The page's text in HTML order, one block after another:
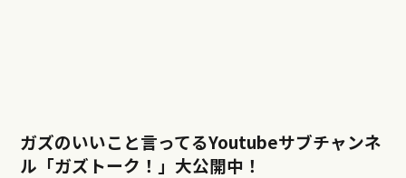
ガズのいいこと言ってるYoutubeサブチャンネ
ル「ガズトーク！」大公開中！